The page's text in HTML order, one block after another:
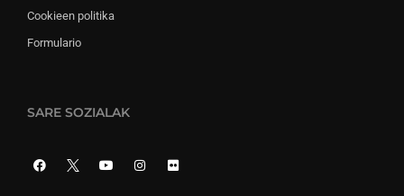
Cookieen politika
Formulario
SARE SOZIALAK